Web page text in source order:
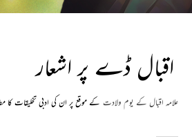
اقبال ڈے پر اشعار
علامہ اقبال کے یوم ولادت کے موقع پر ان کی ادبی تخلیقات کا